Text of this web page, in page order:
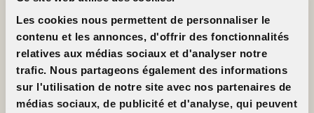
Les cookies nous permettent de personnaliser le
contenu et les annonces, d'offrir des fonctionnalités
relatives aux médias sociaux et d'analyser notre
trafic. Nous partageons également des informations
sur l'utilisation de notre site avec nos partenaires de
médias sociaux, de publicité et d'analyse, qui peuvent
Prices
Movie cards
Rentals
FAQ
Accessibility
Advertise on our
screens
Support us
Cinéma Cinéma
Partners
Jobs
Contact us